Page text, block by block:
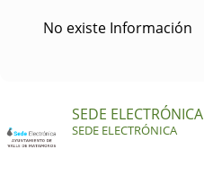
No existe Información
SEDE ELECTRÓNICA
SEDE ELECTRÓNICA